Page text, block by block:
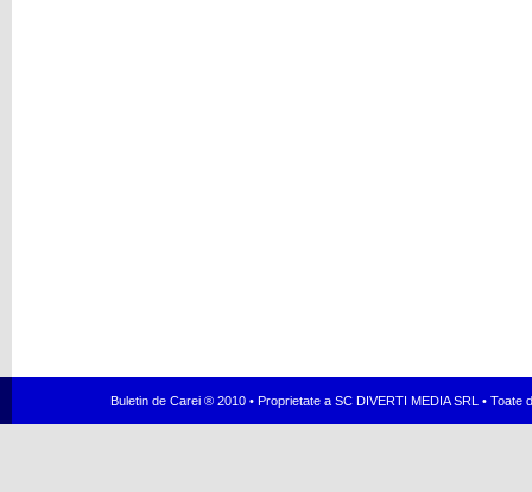
Buletin de Carei ® 2010 • Proprietate a SC DIVERTI MEDIA SRL •